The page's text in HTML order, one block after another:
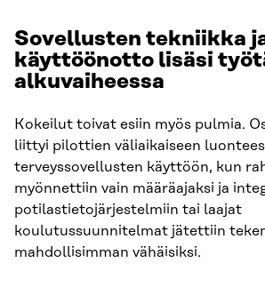
Sovellusten tekniikka
käyttöönotto lisäsi
alkuvaiheessa
Kokeilut toivat esiin myös pulmia.
liittyi pilottien väliaikaiseen
terveyssovellusten käyttöön, kun
myönnettiin vain määräajaksi ja
potilastietojärjestelmiin tai laajat
koulutussuunnitelmat jätettiin
mahdollisimman vähäisiksi.